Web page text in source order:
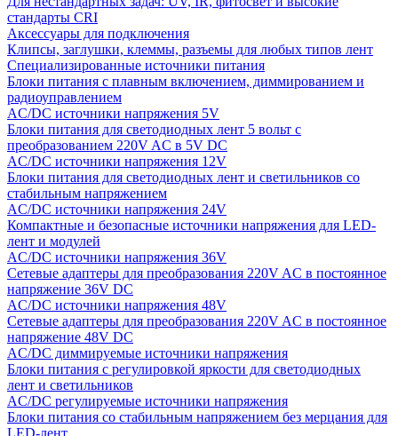
стандарты CRI
Аксессуары для подключения
Клипсы, заглушки, клеммы, разъемы для любых типов лент
Специализированные источники питания
Блоки питания с плавным включением, диммированием и
радиоуправлением
AC/DC источники напряжения 5V
Блоки питания для светодиодных лент 5 вольт с
преобразованием 220V AC в 5V DC
AC/DC источники напряжения 12V
Блоки питания для светодиодных лент и светильников со
стабильным напряжением
AC/DC источники напряжения 24V
Компактные и безопасные источники напряжения для LED-
лент и модулей
AC/DC источники напряжения 36V
Сетевые адаптеры для преобразования 220V AC в постоянное
напряжение 36V DC
AC/DC источники напряжения 48V
Сетевые адаптеры для преобразования 220V AC в постоянное
напряжение 48V DC
AC/DC диммируемые источники напряжения
Блоки питания с регулировкой яркости для светодиодных
лент и светильников
AC/DC регулируемые источники напряжения
Блоки питания со стабильным напряжением без мерцания для
LED-лент